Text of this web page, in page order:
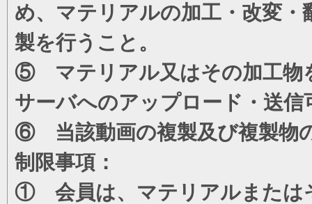
め、マテリアルの加工・改変
製を行うこと。
⑤ マテリアル又はその加工物
サーバへのアップロード・送信
⑥ 当該動画の複製及び複製物
制限事項：
① 会員は、マテリアルまたは